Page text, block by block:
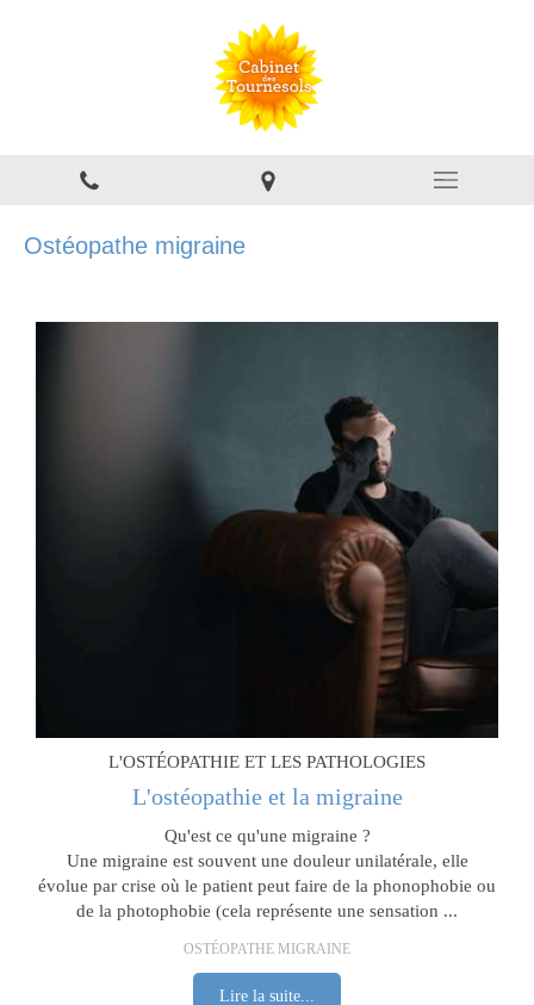
Ostéopathe migraine
L'OSTÉOPATHIE ET LES PATHOLOGIES
L'ostéopathie et la migraine
Qu'est ce qu'une migraine ?
Une migraine est souvent une douleur unilatérale, elle
évolue par crise où le patient peut faire de la phonophobie ou
de la photophobie (cela représente une sensation ...
OSTÉOPATHE MIGRAINE
Lire la suite...